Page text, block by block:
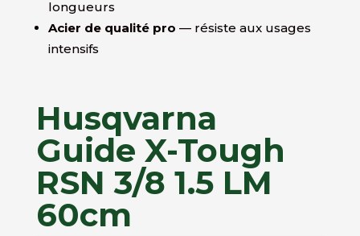
longueurs
Acier de qualité pro — résiste aux usages
intensifs
Husqvarna
Guide X-Tough
RSN 3/8 1.5 LM
60cm